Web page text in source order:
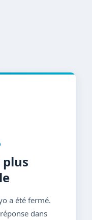
plus
a été fermé.
dans